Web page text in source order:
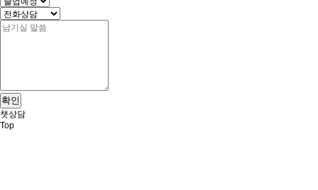
확인
챗상담
Top